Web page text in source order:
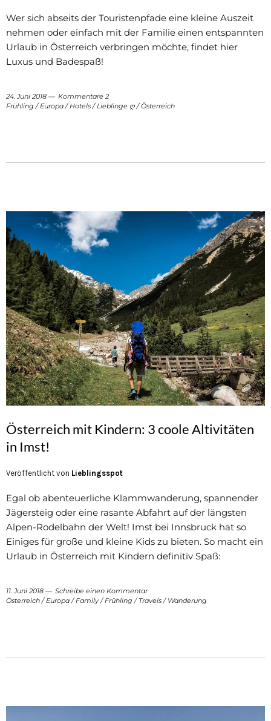
Wer sich abseits der Touristenpfade eine kleine Auszeit
nehmen oder einfach mit der Familie einen entspannten
Urlaub in Österreich verbringen möchte, findet hier
Luxus und Badespaß!
24. Juni 2018
Kommentare 2
Frühling /Europa/Hotels/Lieblinge ღ/Österreich
Österreich mit Kindern: 3 coole Altivitäten
in Imst!
Veröffentlicht von Lieblingsspot
Egal ob abenteuerliche Klammwanderung, spannender
Jägersteig oder eine rasante Abfahrt auf der längsten
Alpen-Rodelbahn der Welt! Imst bei Innsbruck hat so
Einiges für große und kleine Kids zu bieten. So macht ein
Urlaub in Österreich mit Kindern definitiv Spaß:
11. Juni 2018
Schreibe einen Kommentar
Österreich/Europa/Family/Frühling / Travels/ Wanderung